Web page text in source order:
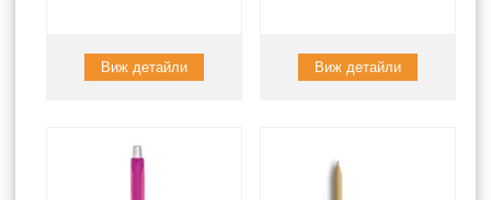
Виж детайли Виж детайли